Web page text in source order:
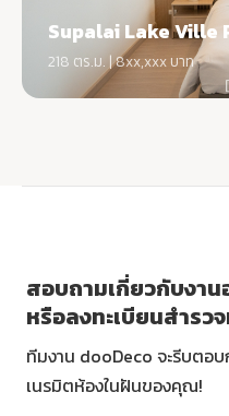
Supalai Lake Ville
218 ตร.ม. | 8xx,xxx บาท
สอบถามเกี่ยวกับงา
หรือลงทะเบียนสำรว
ทีมงาน dooDeco จะรีบตอ
เนรมิตห้องในฝันของคุณ!